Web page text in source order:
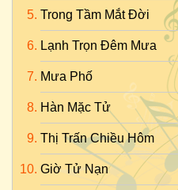
Trong Tầm Mắt Đời
Lạnh Trọn Đêm Mưa
Mưa Phố
Hàn Mặc Tử
Thị Trấn Chiều Hôm
Giờ Tử Nạn